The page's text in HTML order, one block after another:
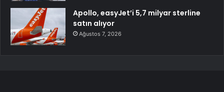
Apollo, easyJet’i 5,7 milyar sterline
satın alıyor
Ağustos 7, 2026